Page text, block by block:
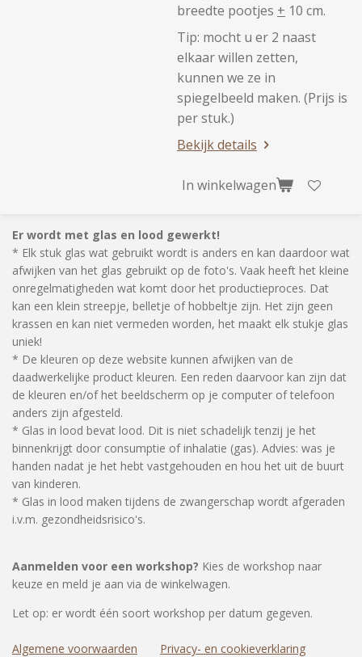
breedte pootjes + 10 cm.
Tip: mocht u er 2 naast
elkaar willen zetten,
kunnen we ze in
spiegelbeeld maken. (Prijs is
per stuk.)
Bekijk details
In winkelwagen
Er wordt met glas en lood gewerkt!
* Elk stuk glas wat gebruikt wordt is anders en kan daardoor wat
afwijken van het glas gebruikt op de foto's. Vaak heeft het kleine
onregelmatigheden wat komt door het productieproces. Dat
kan een klein streepje, belletje of hobbeltje zijn. Het zijn geen
krassen en kan niet vermeden worden, het maakt elk stukje glas
uniek!
* De kleuren op deze website kunnen afwijken van de
daadwerkelijke product kleuren. Een reden daarvoor kan zijn dat
de kleuren en/of het beeldscherm op je computer of telefoon
anders zijn afgesteld.
* Glas in lood bevat lood. Dit is niet schadelijk tenzij je het
binnenkrijgt door consumptie of inhalatie (gas). Advies: was je
handen nadat je het hebt vastgehouden en hou het uit de buurt
van kinderen.
* Glas in lood maken tijdens de zwangerschap wordt afgeraden
i.v.m. gezondheidsrisico's.
Aanmelden voor een workshop? Kies de workshop naar
keuze en meld je aan via de winkelwagen.
Let op: er wordt één soort workshop per datum gegeven.
Algemene voorwaarden Privacy- en cookieverklaring